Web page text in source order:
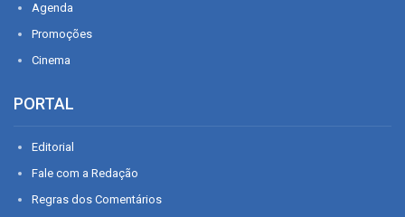
Agenda
Promoções
Cinema
PORTAL
Editorial
Fale com a Redação
Regras dos Comentários